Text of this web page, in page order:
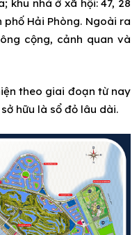
khu nhà ở xã hội: 47, 28
Hải Phòng. Ngoài ra
cộng, cảnh quan và
theo giai đoạn từ nay
hữu là sổ đỏ lâu dài.